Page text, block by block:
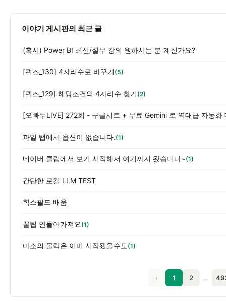
이야기 게시판의 최근 글
(혹시) Power BI 최신/실무 강의 원하시는 분 계신가요?
[퀴즈_130] 4자리수로 바꾸기 (5)
[퀴즈_129] 해당조건의 4자리수 찾기 (2)
파일 탭에서 옵션이 없습니다.(1)
네이버 클립에서 보기 시작해서 여기까지 왔습니다~(1)
간단한 로컬 LLM TEST
힉스필드 배움
꿀팁 안들어가져요 (1)
마소의 몰락은 이미 시작됐을수도 (1)
‹ 1 2 …